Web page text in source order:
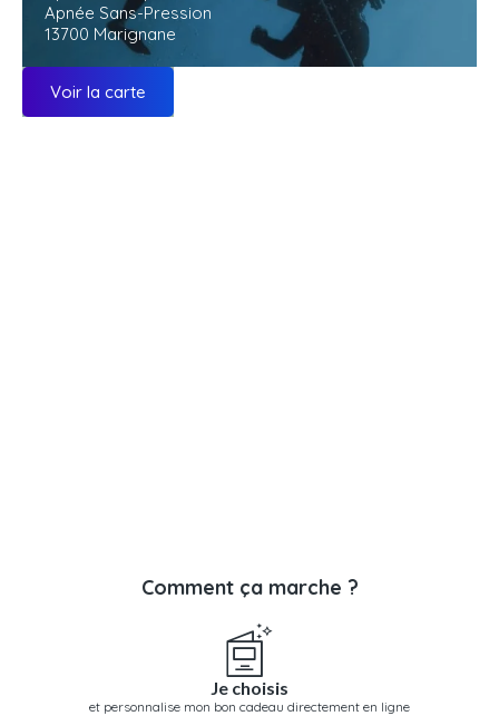
Apnée Sans-Pression
13700 Marignane
Voir la carte
Comment ça marche ?
Je choisis
et personnalise mon bon cadeau directement en ligne